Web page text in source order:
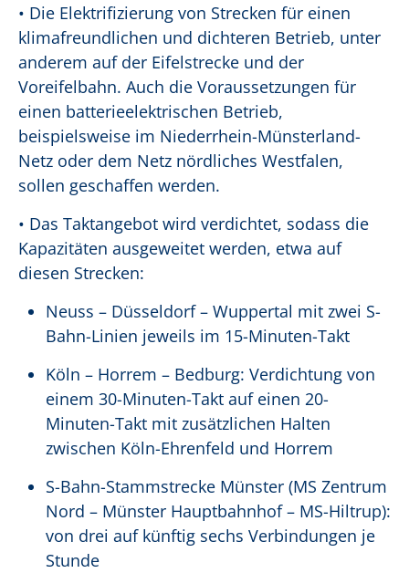
• Die Elektrifizierung von Strecken für einen
klimafreundlichen und dichteren Betrieb, unter
anderem auf der Eifelstrecke und der
Voreifelbahn. Auch die Voraussetzungen für
einen batterieelektrischen Betrieb,
beispielsweise im Niederrhein-Münsterland-
Netz oder dem Netz nördliches Westfalen,
sollen geschaffen werden.
• Das Taktangebot wird verdichtet, sodass die
Kapazitäten ausgeweitet werden, etwa auf
diesen Strecken:
Neuss – Düsseldorf – Wuppertal mit zwei S-
Bahn-Linien jeweils im 15-Minuten-Takt
Köln – Horrem – Bedburg: Verdichtung von
einem 30-Minuten-Takt auf einen 20-
Minuten-Takt mit zusätzlichen Halten
zwischen Köln-Ehrenfeld und Horrem
S-Bahn-Stammstrecke Münster (MS Zentrum
Nord – Münster Hauptbahnhof – MS-Hiltrup):
von drei auf künftig sechs Verbindungen je
Stunde